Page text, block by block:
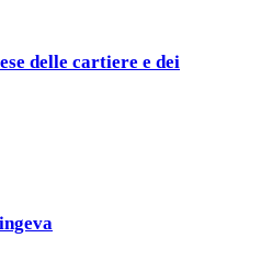
delle cartiere e dei